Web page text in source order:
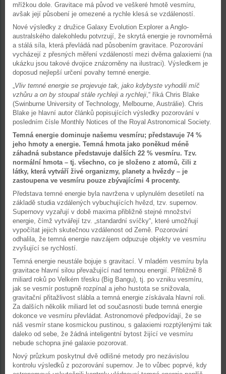
mřížkou dole. Gravitace má původ ve veškeré hmotě vesmíru,
avšak její působení je omezené a rychle klesá se vzdáleností.
Nové výsledky z družice Galaxy Evolution Explorer a Anglo-
australského dalekohledu potvrzují, že skrytá energie je rovnoměrná
a stálá síla, která převládá nad působením gravitace. Pozorování
vycházejí z přesných měření vzdáleností mezi dvěma galaxiemi (na
ukázku jsou takové dvojice znázorněny na ilustraci). Výsledkem je
doposud nejlepší určení povahy temné energie.
„Vliv temné energie se projevuje tak, jako kdybyste vyhodili míč
vzhůru a on by stoupal stále rychleji a rychleji,“ říká Chris Blake
(Swinburne University of Technology, Melbourne, Austrálie). Chris
Blake je hlavní autor článků popisujících výsledky pozorování v
posledním čísle Monthly Notices of the Royal Astronomical Society.
Temná energie dominuje našemu vesmíru; představuje 74 %
jeho hmoty a energie. Temná hmota jako poněkud méně
záhadná substance představuje dalších 22 % vesmíru. Tzv.
normální hmota – tj. všechno, co je složeno z atomů, čili z
látky, která vytváří živé organizmy, planety a hvězdy – je
zastoupena ve vesmíru pouze zbývajícími 4 procenty.
Představa temné energie byla navržena v uplynulém desetiletí na
základě studia vzdálených vybuchujících hvězd, tzv. supernov.
Supernovy vyzařují v době maxima přibližně stejné množství
energie, čímž vytvářejí tzv. „standardní svíčky“, které umožňují
vypočítat jejich skutečnou vzdálenost od Země. Pozorování
odhalila, že temná energie navzájem odpuzuje objekty ve vesmíru
zvyšující se rychlostí.
Temná energie neustále bojuje s gravitací. V mladém vesmíru byla
gravitace hlavní silou převažující nad temnou energií. Přibližně 8
miliard roků po Velkém třesku (Big Bangu), tj. po vzniku vesmíru,
jak se vesmír postupně rozpínal a jeho hustota se snižovala,
gravitační přitažlivost slábla a temná energie získávala hlavní roli.
Za dalších několik miliard let od současnosti bude temná energie
dokonce ve vesmíru převládat. Astronomové předpovídají, že se
náš vesmír stane kosmickou pustinou, s galaxiemi rozptýlenými tak
daleko od sebe, že žádná inteligentní bytost žijící ve vesmíru
nebude schopna jiné galaxie pozorovat.
Nový průzkum poskytnul dvě odlišné metody pro nezávislou
kontrolu výsledků z pozorování supernov. Je to vůbec poprvé, kdy